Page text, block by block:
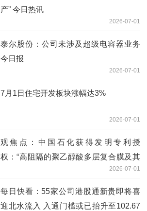
产” 今日热讯
2026-07-01
泰尔股份：公司未涉及超级电容器业务
今日报
2026-07-01
7月1日住宅开发板块涨幅达3%
2026-07-01
观焦点：中国石化获得发明专利授
权：“高阻隔的聚乙醇酸多层复合膜及其
2026-07-01
每日快看：55家公司港股通新贵即将喜
迎北水流入 入通门槛或已抬升至102.67